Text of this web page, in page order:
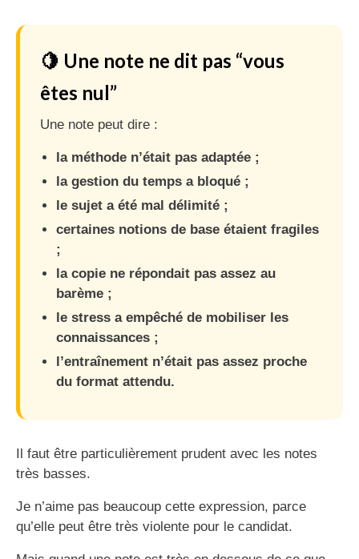
🍋 Une note ne dit pas “vous
êtes nul”
Une note peut dire :
la méthode n’était pas adaptée ;
la gestion du temps a bloqué ;
le sujet a été mal délimité ;
certaines notions de base étaient fragiles
;
la copie ne répondait pas assez au
barème ;
le stress a empêché de mobiliser les
connaissances ;
l’entraînement n’était pas assez proche
du format attendu.
Il faut être particulièrement prudent avec les notes
très basses.
Je n’aime pas beaucoup cette expression, parce
qu’elle peut être très violente pour le candidat.